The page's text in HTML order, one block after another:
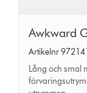
Awkward
Gap-
munstycke
Retail
Awkward
Artikelnr
Lång och smal